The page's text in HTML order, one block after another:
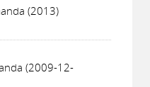
(2013)
(2009-12-